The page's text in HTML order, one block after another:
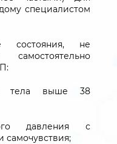
специалистом
состояния, не
тела выше 38
давления с